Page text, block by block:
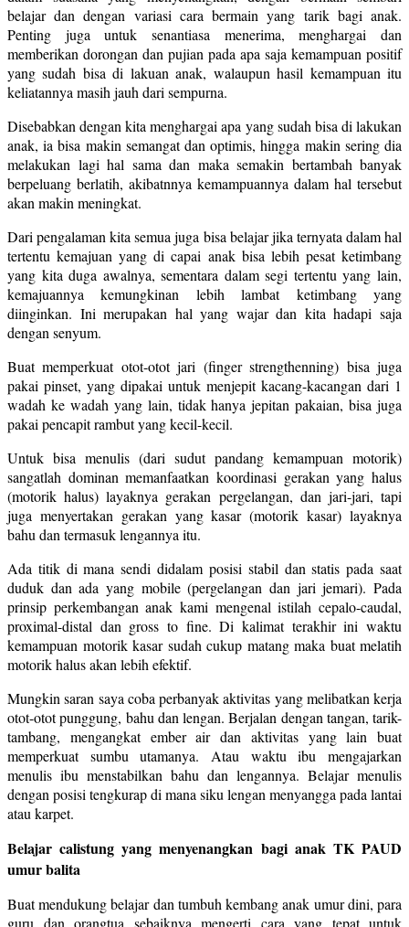
belajar dan dengan variasi cara bermain yang tarik bagi anak.
Penting juga untuk senantiasa menerima, menghargai dan
memberikan dorongan dan pujian pada apa saja kemampuan positif
yang sudah bisa di lakuan anak, walaupun hasil kemampuan itu
keliatannya masih jauh dari sempurna.
Disebabkan dengan kita menghargai apa yang sudah bisa di lakukan
anak, ia bisa makin semangat dan optimis, hingga makin sering dia
melakukan lagi hal sama dan maka semakin bertambah banyak
berpeluang berlatih, akibatnnya kemampuannya dalam hal tersebut
akan makin meningkat.
Dari pengalaman kita semua juga bisa belajar jika ternyata dalam hal
tertentu kemajuan yang di capai anak bisa lebih pesat ketimbang
yang kita duga awalnya, sementara dalam segi tertentu yang lain,
kemajuannya kemungkinan lebih lambat ketimbang yang
diinginkan. Ini merupakan hal yang wajar dan kita hadapi saja
dengan senyum.
Buat memperkuat otot-otot jari (finger strengthenning) bisa juga
pakai pinset, yang dipakai untuk menjepit kacang-kacangan dari 1
wadah ke wadah yang lain, tidak hanya jepitan pakaian, bisa juga
pakai pencapit rambut yang kecil-kecil.
Untuk bisa menulis (dari sudut pandang kemampuan motorik)
sangatlah dominan memanfaatkan koordinasi gerakan yang halus
(motorik halus) layaknya gerakan pergelangan, dan jari-jari, tapi
juga menyertakan gerakan yang kasar (motorik kasar) layaknya
bahu dan termasuk lengannya itu.
Ada titik di mana sendi didalam posisi stabil dan statis pada saat
duduk dan ada yang mobile (pergelangan dan jari jemari). Pada
prinsip perkembangan anak kami mengenal istilah cepalo-caudal,
proximal-distal dan gross to fine. Di kalimat terakhir ini waktu
kemampuan motorik kasar sudah cukup matang maka buat melatih
motorik halus akan lebih efektif.
Mungkin saran saya coba perbanyak aktivitas yang melibatkan kerja
otot-otot punggung, bahu dan lengan. Berjalan dengan tangan, tarik-
tambang, mengangkat ember air dan aktivitas yang lain buat
memperkuat sumbu utamanya. Atau waktu ibu mengajarkan
menulis ibu menstabilkan bahu dan lengannya. Belajar menulis
dengan posisi tengkurap di mana siku lengan menyangga pada lantai
atau karpet.
Belajar calistung yang menyenangkan bagi anak TK PAUD
umur balita
Buat mendukung belajar dan tumbuh kembang anak umur dini, para
guru dan orangtua sebaiknya mengerti cara yang tepat untuk